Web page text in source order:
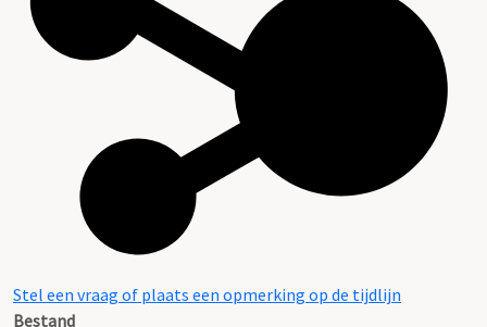
Stel een vraag of plaats een opmerking op de tijdlijn
Bestand